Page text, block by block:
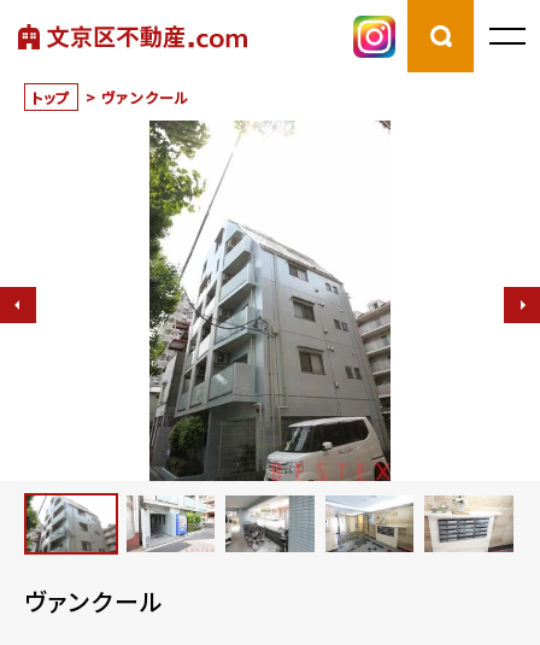
トップ > ヴァンクール
ヴァンクール